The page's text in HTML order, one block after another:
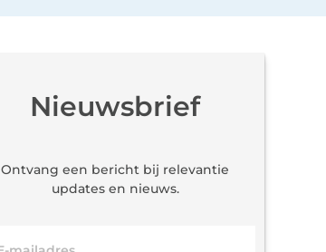
Nieuwsbrief
Ontvang een bericht bij relevantie
updates en nieuws.